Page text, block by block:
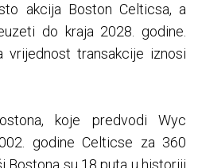
akcija Boston Celticsa, a
do kraja 2028. godine.
vrijednost transakcije iznosi
koje predvodi Wyc
godine Celticse za 360
Bostona su 18 puta u historiji